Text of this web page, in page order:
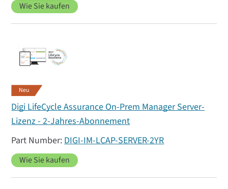
Wie Sie kaufen
Neu
Digi LifeCycle Assurance On-Prem Manager Server-
Lizenz - 2-Jahres-Abonnement
DIGI-IM-LCAP-SERVER-2YR
Wie Sie kaufen